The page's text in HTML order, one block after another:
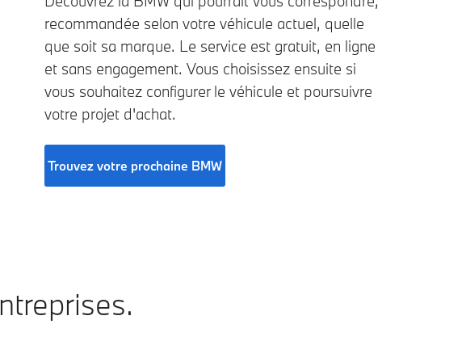
recommandée selon votre véhicule actuel, quelle
que soit sa marque. Le service est gratuit, en ligne
et sans engagement. Vous choisissez ensuite si
vous souhaitez configurer le véhicule et poursuivre
votre projet d'achat.
Trouvez votre prochaine BMW